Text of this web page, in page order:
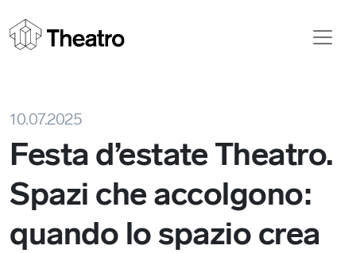
10.07.2025
Festa d’estate Theatro.
Spazi che accolgono:
quando lo spazio crea